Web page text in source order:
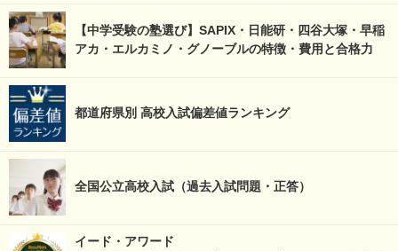
【中学受験の塾選び】SAPIX・日能研・四谷大塚・早稲
アカ・エルカミノ・グノーブルの特徴・費用と合格力
都道府県別 高校入試偏差値ランキング
全国公立高校入試（過去入試問題・正答）
イード・アワード